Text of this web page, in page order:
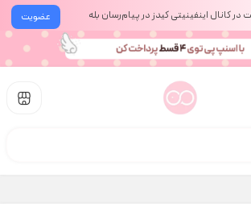
عضویت در کانال اینفینیتی کیدز در پیام‌رسان بله